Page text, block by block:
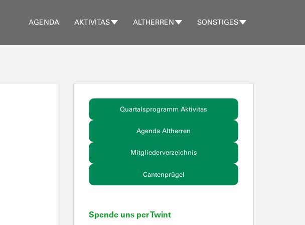
AGENDA AKTIVITAS ALTHERREN SONSTIGES
Quartalsprogramm Aktivitas
Agenda Altherren
Mitgliederverzeichnis
Cantenprügel
Spende uns per Twint